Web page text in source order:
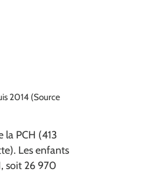
2014 (Source
PCH (413
Les enfants
soit 26 970